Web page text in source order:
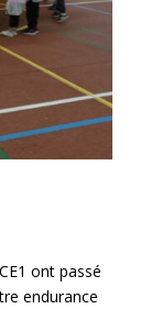
ont passé
endurance